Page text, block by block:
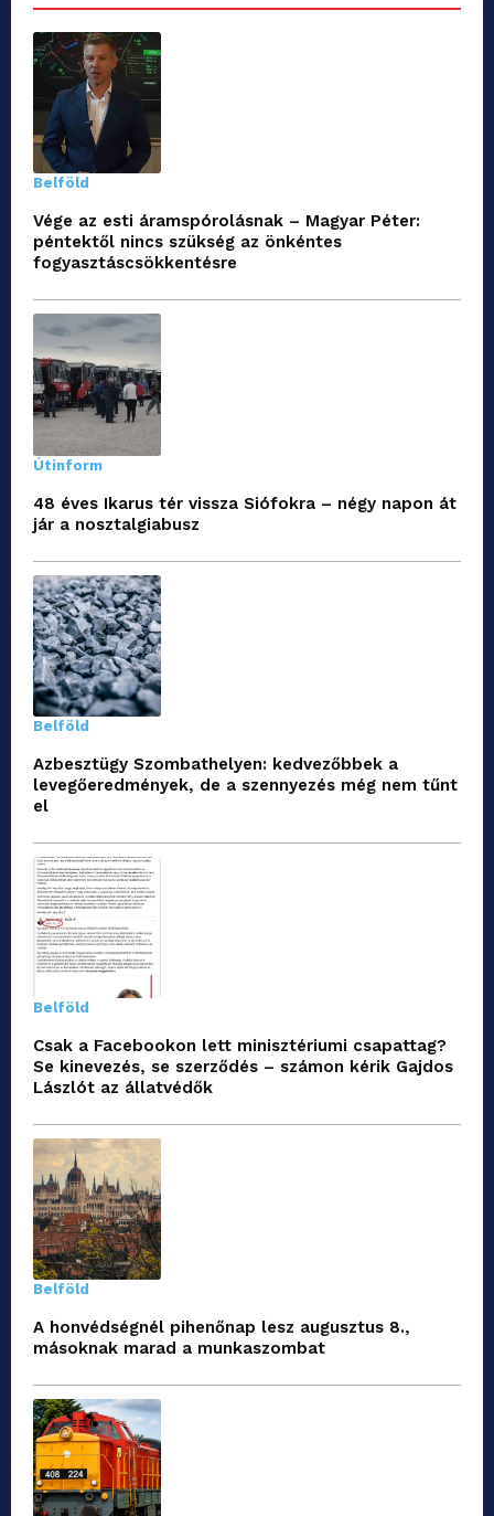
Belföld
Vége az esti áramspórolásnak – Magyar Péter:
péntektől nincs szükség az önkéntes
fogyasztáscsökkentésre
Útinform
48 éves Ikarus tér vissza Siófokra – négy napon át
jár a nosztalgiabusz
Belföld
Azbesztügy Szombathelyen: kedvezőbbek a
levegőeredmények, de a szennyezés még nem tűnt
el
Belföld
Csak a Facebookon lett minisztériumi csapattag?
Se kinevezés, se szerződés – számon kérik Gajdos
Lászlót az állatvédők
Belföld
A honvédségnél pihenőnap lesz augusztus 8.,
másoknak marad a munkaszombat